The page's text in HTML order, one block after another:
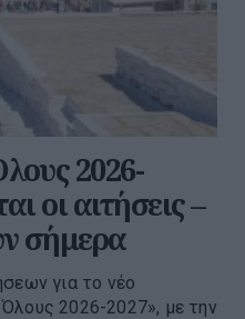
2026-
οι αιτήσεις –
σήμερα
για το νέο
2026-2027», με την